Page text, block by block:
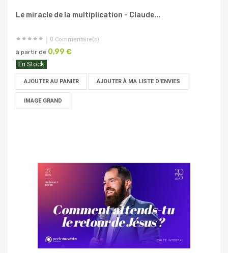
Le miracle de la multiplication - Claude...
0 Commentaire(s)
à partir de 0,99 €
En Stock
AJOUTER AU PANIER AJOUTER À MA LISTE D'ENVIES
IMAGE GRAND